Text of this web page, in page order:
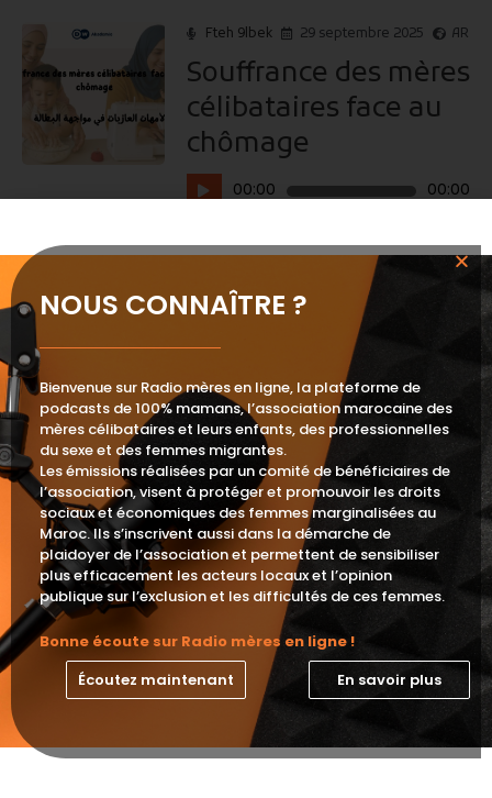
Fteh 9lbek 29 septembre 2025 AR
Souffrance des mères
célibataires face au
chômage
Lecteur00:00 00:00
25 septembre 2025 FR
histoire de Claudine :
chemins de courage
et de résilience
Lecteur
audio
00:00 00:00
Fteh 9lbek 29 août 2025 AR
l »intérêt des médias
à la cause des mères
célibataires.. quel
rôle?
Lecteur00:00 00:00
NOUS CONNAÎTRE ?
Bienvenue sur Radio mères en ligne, la plateforme de
podcasts de 100% mamans, l’association marocaine des
mères célibataires et leurs enfants, des professionnelles
du sexe et des femmes migrantes.
Les émissions réalisées par un comité de bénéficiaires de
l’association, visent à protéger et promouvoir les droits
sociaux et économiques des femmes marginalisées au
Maroc. Ils s’inscrivent aussi dans la démarche de
plaidoyer de l’association et permettent de sensibiliser
plus efficacement les acteurs locaux et l’opinion
publique sur l’exclusion et les difficultés de ces femmes.
Bonne écoute sur Radio mères en ligne !
Écoutez maintenant
En savoir plus